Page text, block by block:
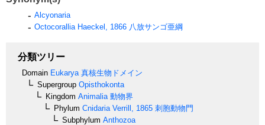
Alcyonaria
Octocorallia Haeckel, 1866 八放サンゴ亜綱
分類ツリー
Domain Eukarya 真核生物ドメイン
Supergroup Opisthokonta
Kingdom Animalia 動物界
Phylum Cnidaria Verrill, 1865 刺胞動物門
Subphylum Anthozoa